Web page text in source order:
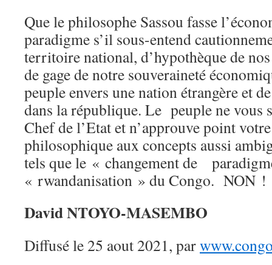
Que le philosophe Sassou fasse
paradigme s’il sous-entend
territoire national, d’hypothèque de
de gage de notre souveraineté
peuple envers une nation étrangère et
dans la république. Le peuple ne vous
Chef de l’Etat et n’approuve point
philosophique aux concepts aussi
tels que le « changement de
« rwandanisation » du Congo. NON !
David NTOYO-MASEMBO
Diffusé le 25 aout 2021, par